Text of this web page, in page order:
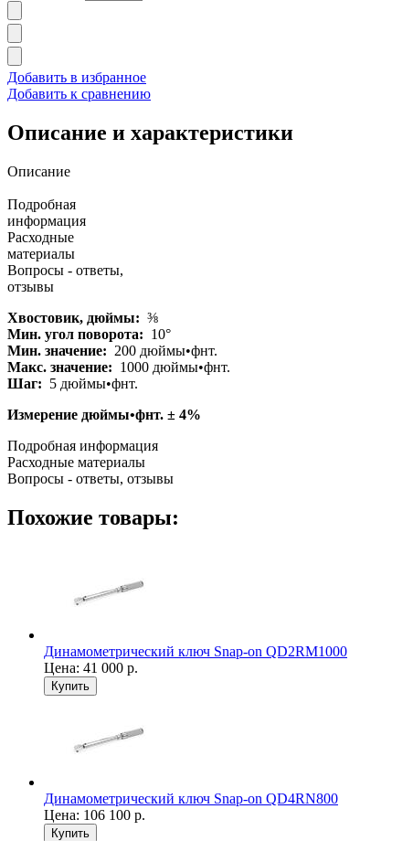
Добавить в избранное
Добавить к сравнению
Описание и характеристики
Описание
Подробная
информация
Расходные
материалы
Вопросы - ответы,
отзывы
Хвостовик, дюймы: ⅜
Мин. угол поворота: 10°
Мин. значение: 200 дюймы•фнт.
Макс. значение: 1000 дюймы•фнт.
Шаг: 5 дюймы•фнт.
Измерение дюймы•фнт. ± 4%
Подробная информация
Расходные материалы
Вопросы - ответы, отзывы
Похожие товары:
Динамометрический ключ Snap-on QD2RM1000
Цена: 41 000 р.
Купить
Динамометрический ключ Snap-on QD4RN800
Цена: 106 100 р.
Купить